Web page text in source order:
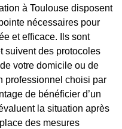
à Toulouse disposent
nécessaires pour
et efficace. Ils sont
suivent des protocoles
votre domicile ou de
professionnel choisi par
de bénéficier d’un
la situation après
des mesures